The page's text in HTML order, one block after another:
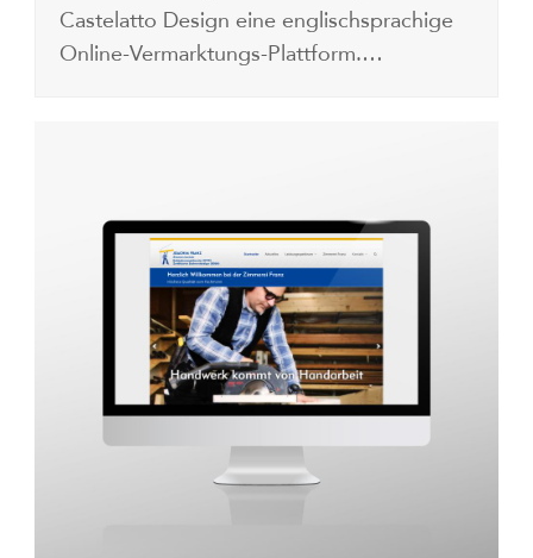
Castelatto Design eine englischsprachige
Online-Vermarktungs-Plattform.…